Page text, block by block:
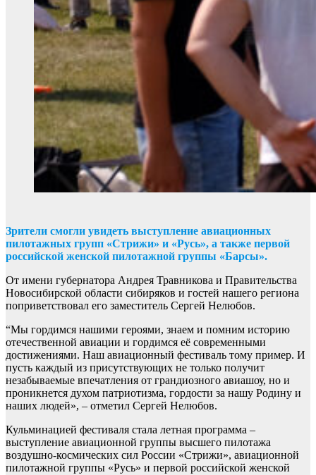
Зрители смогли увидеть выступление авиационных
пилотажных групп «Стрижи» и «Русь», а также первой
российской женской пилотажной группы «Барсы».
От имени губернатора Андрея Травникова и Правительства
Новосибирской области сибиряков и гостей нашего региона
поприветствовал его заместитель Сергей Нелюбов.
“Мы гордимся нашими героями, знаем и помним историю
отечественной авиации и гордимся её современными
достижениями. Наш авиационный фестиваль тому пример. И
пусть каждый из присутствующих не только получит
незабываемые впечатления от грандиозного авиашоу, но и
проникнется духом патриотизма, гордости за нашу Родину и
наших людей», – отметил Сергей Нелюбов.
Кульминацией фестиваля стала летная программа –
выступление авиационной группы высшего пилотажа
воздушно-космических сил России «Стрижи», авиационной
пилотажной группы «Русь» и первой российской женской